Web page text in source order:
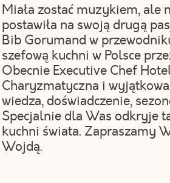
Miała zostać muzykiem, ale
postawiła na swoją drugą
Bib Gorumand w
szefową kuchni w Polsce
Obecnie Executive Chef
Charyzmatyczna i
wiedza, doświadczenie,
Specjalnie dla Was odkryje
kuchni świata. Zapraszamy
Wojdą.